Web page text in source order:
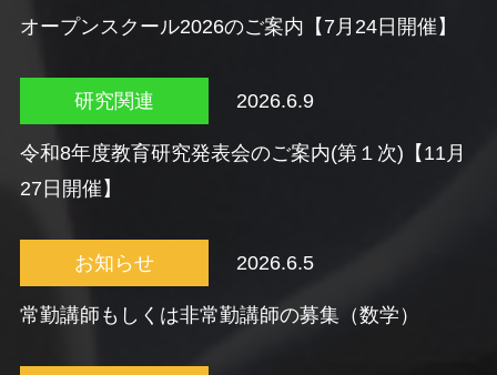
オープンスクール2026のご案内【7月24日開催】
研究関連 2026.6.9
令和8年度教育研究発表会のご案内(第１次)【11月
27日開催】
お知らせ 2026.6.5
常勤講師もしくは非常勤講師の募集（数学）